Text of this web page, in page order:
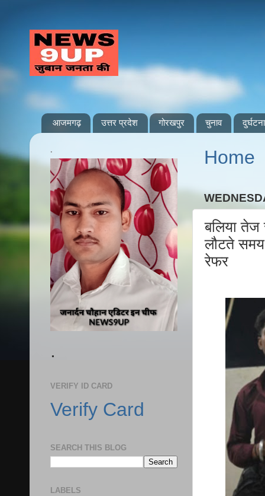
आजमगढ़ उत्तर प्रदेश गोरखपुर चुनाव दुर्घटना
Home
बलिया तेज
लौटते
रेफर
.
.
VERIFY ID CARD
Verify Card
SEARCH THIS BLOG
LABELS